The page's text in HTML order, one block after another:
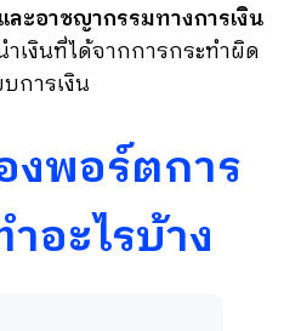
ะอาชญากรรมทางการเงิน
ำเงินที่ได้จากการกระทำผิด
การเงิน
งพอร์ตการ
อะไรบ้าง